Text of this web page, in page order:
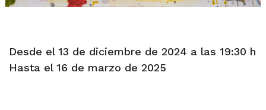
Desde el 13 de diciembre de 2024 a las 19:30 h
Hasta el 16 de marzo de 2025